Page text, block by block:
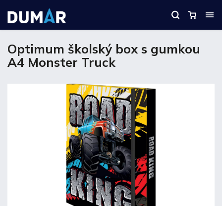
Optimum školský box s gumkou
A4 Monster Truck